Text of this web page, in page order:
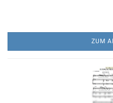
ZUM